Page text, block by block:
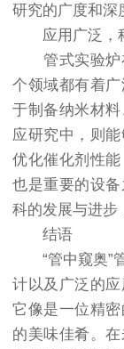
研究的广度和深
应用广泛，
管式实验炉
个领域都有着
于制备纳米材
应研究中，则
优化催化剂性
也是重要的设
科的发展与进步
结语
“管中窥奥”管
计以及广泛的应
它像是一位精
的美味佳肴。